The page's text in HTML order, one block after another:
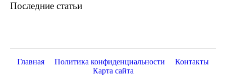
Последние статьи
Главная Политика конфиденциальности
Контакты
Карта сайта